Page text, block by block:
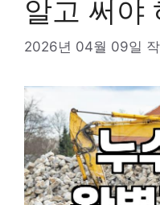
알고 써야
2026년 04월 09일